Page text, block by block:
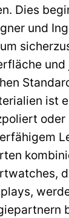
Dies
und
und
ist